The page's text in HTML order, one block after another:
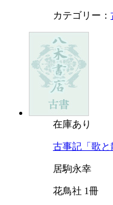
カテゴリー：
在庫あり
古事記「歌
居駒永幸
花鳥社 1冊